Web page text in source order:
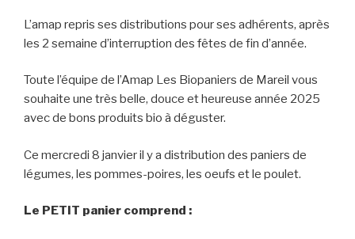
L’amap repris ses distributions pour ses adhérents, après
les 2 semaine d’interruption des fêtes de fin d’année.
Toute l’équipe de l’Amap Les Biopaniers de Mareil vous
souhaite une très belle, douce et heureuse année 2025
avec de bons produits bio à déguster.
Ce mercredi 8 janvier il y a distribution des paniers de
légumes, les pommes-poires, les oeufs et le poulet.
Le PETIT panier comprend :